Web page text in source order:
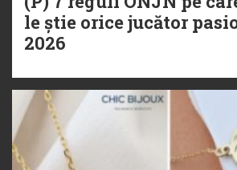
le știe orice jucător
2026